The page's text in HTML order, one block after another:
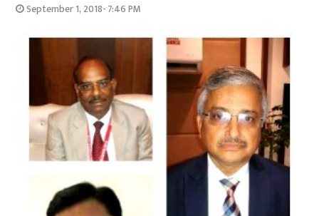
September 1, 2018- 7:46 PM